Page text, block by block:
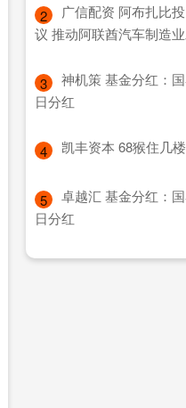
2
广信配资 阿布扎比
议 推动阿联酋汽车制造
3
神机策 基金分红：
日分红
4 凯丰资本 68猴住几
5
卓越汇 基金分红：
日分红